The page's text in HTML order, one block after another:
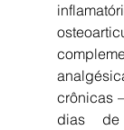
crônicas
dias de